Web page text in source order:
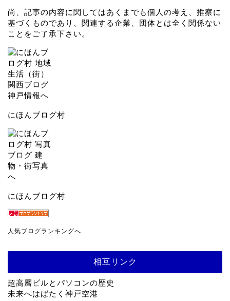
尚、記事の内容に関してはあくまでも個人の考え、推察に
基づくものであり、関連する企業、団体とは全く関係ない
ことをご了承下さい。
にほんブログ村
にほんブログ村
人気ブログランキングへ
相互リンク
超高層ビルとパソコンの歴史
未来へはばたく神戸空港